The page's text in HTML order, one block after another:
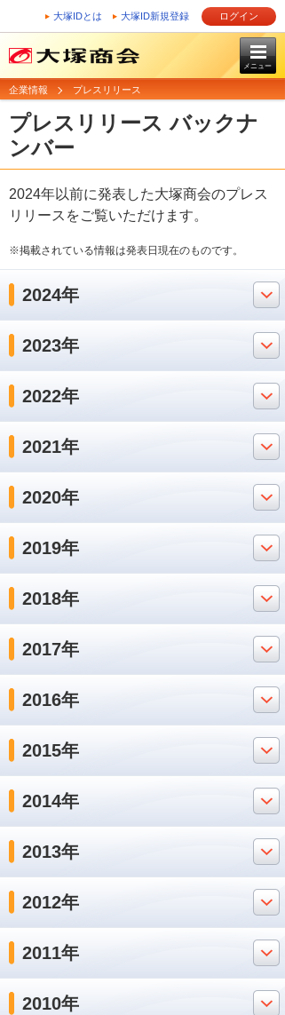
大塚IDとは 大塚ID新規登録 ログイン
メニュー
企業情報 プレスリリース
プレスリリース バックナ
ンバー
2024年以前に発表した大塚商会のプレス
リリースをご覧いただけます。
※掲載されている情報は発表日現在のものです。
2024年
2023年
2022年
2021年
2020年
2019年
2018年
2017年
2016年
2015年
2014年
2013年
2012年
2011年
2010年